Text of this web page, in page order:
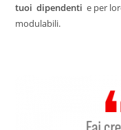
tuoi dipendenti e per
modulabili.